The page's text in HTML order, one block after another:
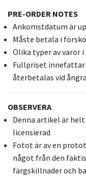
PRE-ORDER NOTES
Ankomstdatum är
Måste betala i
Olika typer av varor
Fullpriset innefattar
återbetalas vid
OBSERVERA
Denna artikel är
licensierad
Fotot är av en
något från den
färgskillnader och